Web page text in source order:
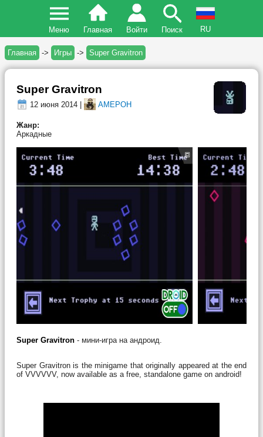
Меню Главная Войти Поиск RU
Главная -> Игры -> Super Gravitron
Super Gravitron
12 июня 2014 | AMEPOH
Жанр:
Аркадные
Super Gravitron - мини-игра на андроид.
Super Gravitron is the minigame that originally appeared at the end
of VVVVVV, now available as a free, standalone game on android!